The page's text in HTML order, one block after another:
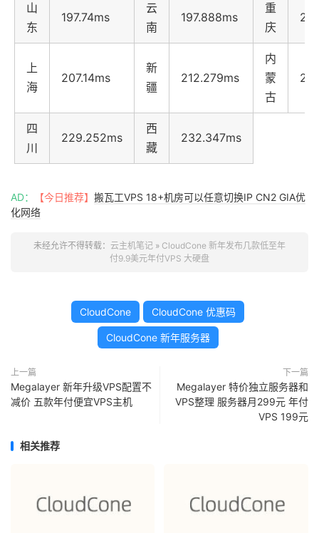
山
东
197.74ms
云
南
197.888ms
重
庆
上
海
207.14ms
新
疆
212.279ms
内
蒙
古
四
川
229.252ms
西
藏
232.347ms
AD： 【今日推荐】 搬瓦工VPS 18+机房可以任意切换IP CN2 GIA优
化网络
未经允许不得转载： 云主机笔记 » CloudCone 新年发布几款低至年
付9.9美元年付VPS 大硬盘
CloudCone CloudCone 优惠码
CloudCone 新年服务器
上一篇
Megalayer 新年升级VPS配置不
减价 五款年付便宜VPS主机
下一篇
Megalayer 特价独立服务器和
VPS整理 服务器月299元 年付
VPS 199元
相关推荐